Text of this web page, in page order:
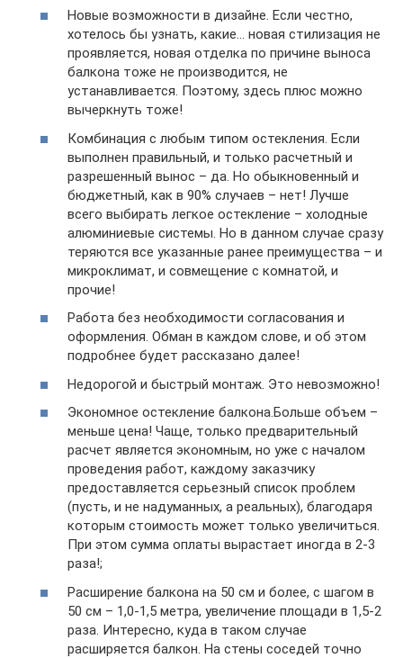
Новые возможности в дизайне. Если честно,
хотелось бы узнать, какие… новая стилизация не
проявляется, новая отделка по причине выноса
балкона тоже не производится, не
устанавливается. Поэтому, здесь плюс можно
вычеркнуть тоже!
Комбинация с любым типом остекления. Если
выполнен правильный, и только расчетный и
разрешенный вынос – да. Но обыкновенный и
бюджетный, как в 90% случаев – нет! Лучше
всего выбирать легкое остекление – холодные
алюминиевые системы. Но в данном случае сразу
теряются все указанные ранее преимущества – и
микроклимат, и совмещение с комнатой, и
прочие!
Работа без необходимости согласования и
оформления. Обман в каждом слове, и об этом
подробнее будет рассказано далее!
Недорогой и быстрый монтаж. Это невозможно!
Экономное остекление балкона.Больше объем –
меньше цена! Чаще, только предварительный
расчет является экономным, но уже с началом
проведения работ, каждому заказчику
предоставляется серьезный список проблем
(пусть, и не надуманных, а реальных), благодаря
которым стоимость может только увеличиться.
При этом сумма оплаты вырастает иногда в 2-3
раза!;
Расширение балкона на 50 см и более, с шагом в
50 см – 1,0-1,5 метра, увеличение площади в 1,5-2
раза. Интересно, куда в таком случае
расширяется балкон. На стены соседей точно